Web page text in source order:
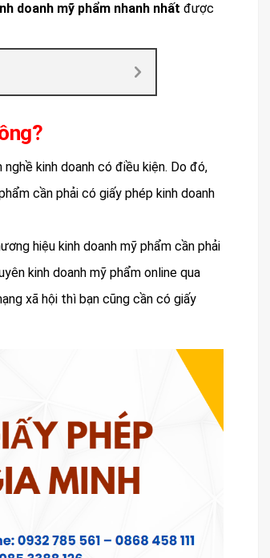
doanh mỹ phẩm nhanh nhất được
kinh doanh có điều kiện. Do đó,
cần phải có giấy phép kinh doanh
hiệu kinh doanh mỹ phẩm cần phải
kinh doanh mỹ phẩm online qua
xã hội thì bạn cũng cần có giấy